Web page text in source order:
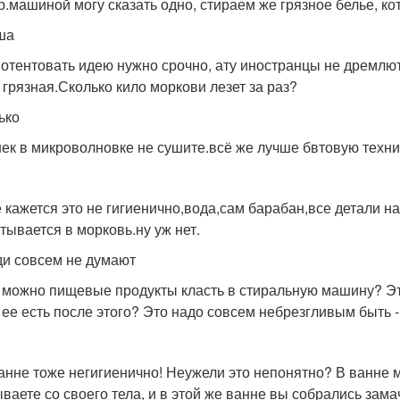
идею нужно срочно, ату иностранцы не
кило моркови лезет за раз?
в микроволновке не сушите.всё же лучше бвтовую
это не гигиенично,вода,сам барабан,все детали
в морковь.ну уж нет.
совсем не думают
пищевые продукты класть в стиральную машину?
есть после этого? Это надо совсем небрезгливым
тоже негигиенично! Неужели это непонятно? В
со своего тела, и в этой же ванне вы собрались